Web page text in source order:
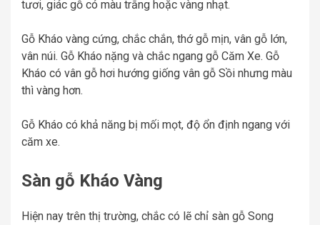
tươi, giác gỗ có màu trắng hoặc vàng nhạt.
Gỗ Kháo vàng cứng, chắc chắn, thớ gỗ mịn, vân gỗ lớn,
vân núi. Gỗ Kháo nặng và chắc ngang gỗ Căm Xe. Gỗ
Kháo có vân gỗ hơi hướng giống vân gỗ Sồi nhưng màu
thì vàng hơn.
Gỗ Kháo có khả năng bị mối mọt, độ ổn định ngang với
căm xe.
Sàn gỗ Kháo Vàng
Hiện nay trên thị trường, chắc có lẽ chỉ sàn gỗ Song